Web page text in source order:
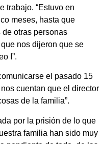
trabajo. “Estuvo en
meses, hasta que
de otras personas
nos dijeron que se
I”.
el pasado 15
cuentan que el director
de la familia”.
por la prisión de lo que
familia han sido muy